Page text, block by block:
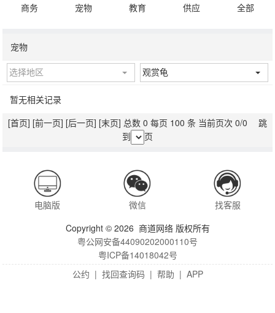
商务 宠物 教育 供应 全部
宠物
选择地区 观赏龟
暂无相关记录
[首页] [前一页] [后一页] [末页] 总数 0 每页 100 条 当前页次 0/0 跳
到
页
电脑版 微信
找客服
Copyright © 2026 商道网络 版权所有
粤公网安备44090202000110号
粤ICP备14018042号
公约 | 找回查询码 | 帮助 | APP